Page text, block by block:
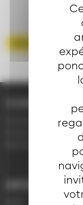
Voir toute les
Demande